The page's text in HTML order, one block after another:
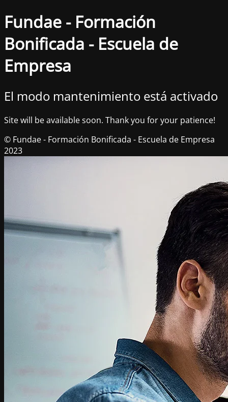
Fundae - Formación
Bonificada - Escuela de
Empresa
El modo mantenimiento está activado
Site will be available soon. Thank you for your patience!
© Fundae - Formación Bonificada - Escuela de Empresa
2023